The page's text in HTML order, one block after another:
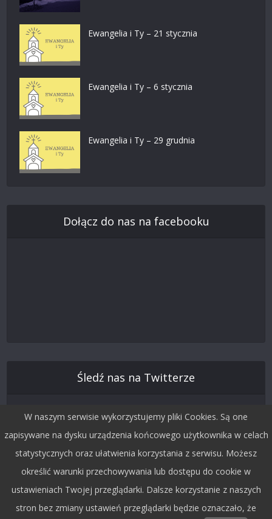
Ewangelia i Ty – 21 stycznia
Ewangelia i Ty – 6 stycznia
Ewangelia i Ty – 29 grudnia
Dołącz do nas na facebooku
Śledź nas na Twitterze
W naszym serwisie wykorzystujemy pliki Cookies. Są one
zapisywane na dysku urządzenia końcowego użytkownika w celach
statystycznych oraz ułatwienia korzystania z serwisu. Możesz
określić warunki przechowywania lub dostępu do cookie w
ustawieniach Twojej przeglądarki. Dalsze korzystanie z naszych
stron bez zmiany ustawień przeglądarki będzie oznaczało, że